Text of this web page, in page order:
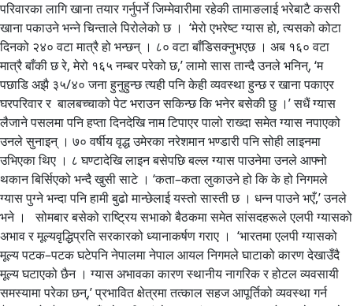
परिवारका लागि खाना तयार गर्नुपर्ने जिम्मेवारीमा रहेकी तामाङलाई भरेबाटै कसरी
खाना पकाउने भन्ने चिन्ताले पिरोलेको छ । ‘मेरो एभरेष्ट ग्यास हो, त्यसको कोटा
दिनको २४० वटा मात्रै हो भन्छन् । ८० वटा बाँडिसक्नुभएछ । अब १६० वटा
मात्रै बाँकी छ रे, मेरो १६५ नम्बर परेको छ,’ लामो सास तान्दै उनले भनिन्, ‘म
पछाडि अझै ३५/४० जना हुनुहुन्छ त्यही पनि केही व्यवस्था हुन्छ र खाना पकाएर
घरपरिवार र बालबच्चाको पेट भराउन सकिन्छ कि भनेर बसेकी छु ।’ सधैं ग्यास
लैजाने पसलमा पनि हप्ता दिनदेखि नाम टिपाएर पालो राख्दा समेत ग्यास नपाएको
उनले सुनाइन् । ७० वर्षीय वृद्ध उमेरका नरेशमान भण्डारी पनि सोही लाइनमा
उभिएका थिए । ८ घण्टादेखि लाइन बसेपछि बल्ल ग्यास पाउनेमा उनले आफ्नो
थकान बिर्सिएको भन्दै खुसी साटे । ‘कता–कता लुकाउने हो कि के हो निगमले
ग्यास पुग्ने भन्दा पनि हामी बुढो मान्छेलाई यस्तो सास्ती छ । धन्न पाउने भएँ,’ उनले
भने । सोमबार बसेको राष्ट्रिय सभाको बैठकमा समेत सांसदहरूले एलपी ग्यासको
अभाव र मूल्यवृद्धिप्रति सरकारको ध्यानाकर्षण गराए । ‘भारतमा एलपी ग्यासको
मूल्य पटक–पटक घटेपनि नेपालमा नेपाल आयल निगमले घाटाको कारण देखाउँदै
मूल्य घटाएको छैन । ग्यास अभावका कारण स्थानीय नागरिक र होटल व्यवसायी
समस्यामा परेका छन्,’ प्रभावित क्षेत्रमा तत्काल सहज आपूर्तिको व्यवस्था गर्न